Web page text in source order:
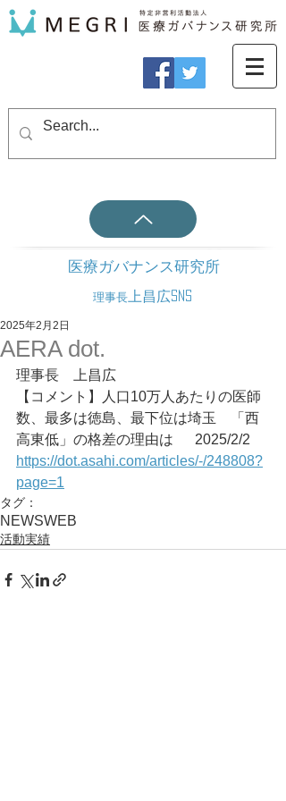
医療ガバナンス研究所
理事長 上昌広SNS
AERA dot.
2025年2月2日
理事長　上昌広
【コメント】人口10万人あたりの医師
数、最多は徳島、最下位は埼玉　「西
高東低」の格差の理由は	2025/2/2
https://dot.asahi.com/articles/-/248808?
page=1
タグ：
NEWSWEB
活動実績